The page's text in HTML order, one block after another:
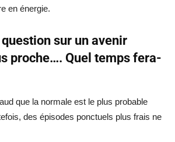
en énergie.
sur un avenir
proche…. Quel temps fera-
que la normale est le plus probable
des épisodes ponctuels plus frais ne